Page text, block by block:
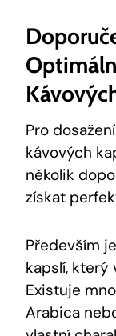
Pro
kávových
několik
získat
Především
kapslí, který
Existuje
Arabica